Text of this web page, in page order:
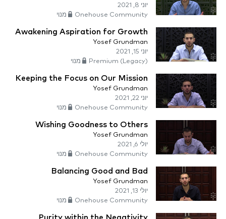
יוני 8, 2021
Onehouse Community מנוי
Awakening Aspiration for Growth
Yosef Grundman
יוני 15, 2021
Premium (Legacy) מנוי
Keeping the Focus on Our Mission
Yosef Grundman
יוני 22, 2021
Onehouse Community מנוי
Wishing Goodness to Others
Yosef Grundman
יולי 6, 2021
Onehouse Community מנוי
Balancing Good and Bad
Yosef Grundman
יולי 13, 2021
Onehouse Community מנוי